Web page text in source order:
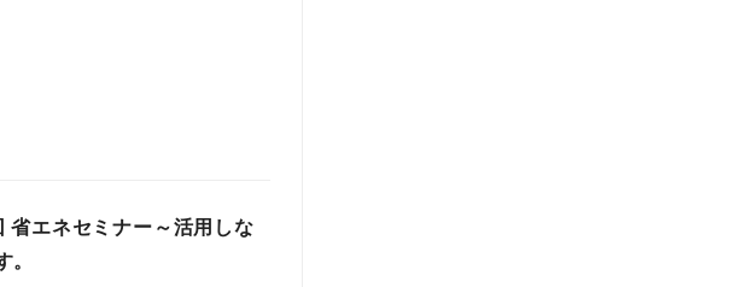
省エネセミナー～活用しな
。